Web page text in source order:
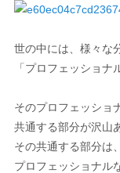
世の中には、様々な
「プロフェッショナ
そのプロフェッショ
共通する部分が沢山
その共通する部分は
プロフェッショナル